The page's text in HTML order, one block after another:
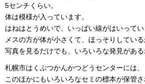
5センチくらい。
体は模様が入っています。
はねはとうめいで、いっぱい線がはいってい
メスの方が体が小さくて、ほっそりしている
写真を見るだけでも、いろいろな発見がある
札幌市はくぶつかんかつどうセンターには、
このほかにもいろいろなセミの標本が保管さ